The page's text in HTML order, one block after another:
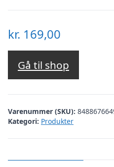
kr. 169,00
Gå til shop
Varenummer (SKU):
Kategori: Produkter